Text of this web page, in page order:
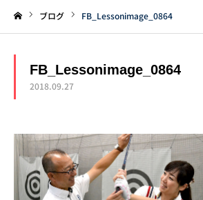
ブログ FB_Lessonimage_0864
FB_Lessonimage_0864
2018.09.27